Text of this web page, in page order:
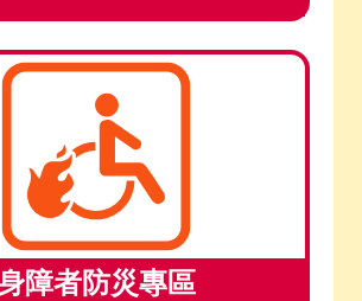
障者防災專區